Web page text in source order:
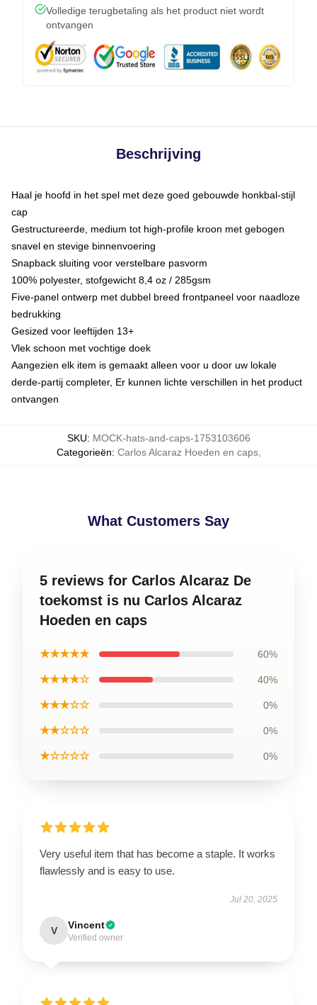
Volledige terugbetaling als het product niet wordt
ontvangen
Beschrijving
Haal je hoofd in het spel met deze goed gebouwde honkbal-stijl
cap
Gestructureerde, medium tot high-profile kroon met gebogen
snavel en stevige binnenvoering
Snapback sluiting voor verstelbare pasvorm
100% polyester, stofgewicht 8,4 oz / 285gsm
Five-panel ontwerp met dubbel breed frontpaneel voor naadloze
bedrukking
Gesized voor leeftijden 13+
Vlek schoon met vochtige doek
Aangezien elk item is gemaakt alleen voor u door uw lokale
derde-partij completer, Er kunnen lichte verschillen in het product
ontvangen
SKU: MOCK-hats-and-caps-1753103606
Categorieën: Carlos Alcaraz Hoeden en caps,
What Customers Say
5 reviews for Carlos Alcaraz De
toekomst is nu Carlos Alcaraz
Hoeden en caps
★★★★★ 60%
★★★★☆ 40%
★★★☆☆ 0%
★★☆☆☆ 0%
★☆☆☆☆ 0%
Very useful item that has become a staple. It works
flawlessly and is easy to use.
Jul 20, 2025
V Vincent
Verified owner